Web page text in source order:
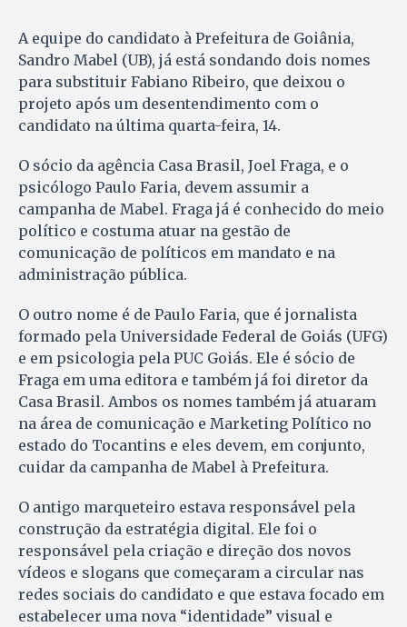
A equipe do candidato à Prefeitura de Goiânia,
Sandro Mabel (UB), já está sondando dois nomes
para substituir Fabiano Ribeiro, que deixou o
projeto após um desentendimento com o
candidato na última quarta-feira, 14.
O sócio da agência Casa Brasil, Joel Fraga, e o
psicólogo Paulo Faria, devem assumir a
campanha de Mabel. Fraga já é conhecido do meio
político e costuma atuar na gestão de
comunicação de políticos em mandato e na
administração pública.
O outro nome é de Paulo Faria, que é jornalista
formado pela Universidade Federal de Goiás (UFG)
e em psicologia pela PUC Goiás. Ele é sócio de
Fraga em uma editora e também já foi diretor da
Casa Brasil. Ambos os nomes também já atuaram
na área de comunicação e Marketing Político no
estado do Tocantins e eles devem, em conjunto,
cuidar da campanha de Mabel à Prefeitura.
O antigo marqueteiro estava responsável pela
construção da estratégia digital. Ele foi o
responsável pela criação e direção dos novos
vídeos e slogans que começaram a circular nas
redes sociais do candidato e que estava focado em
estabelecer uma nova “identidade” visual e